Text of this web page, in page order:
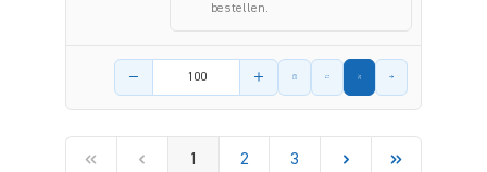
bestellen.
Menge des Artikels
1 2 3